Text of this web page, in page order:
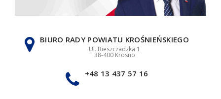
BIURO RADY POWIATU KROŚNIEŃSKIEGO
Ul. Bieszczadzka 1
38-400 Krosno
+48 13 437 57 16